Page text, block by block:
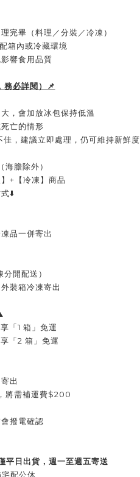
完畢（料理／分裝／冷凍）
箱內或冷藏環境
響食用品質
務必詳閱）📌
，會加放冰包保持低溫
亡的情形
，建議立即處理，仍可維持新鮮度
膽除外）
+【冷凍】商品
⬇️
品一併寄出
開配送）
裝箱冷凍寄出
「1 箱」免運
「2 箱」免運
出
將需補運費$200
撥電確認
平日出貨，週一至週五寄送
配公休